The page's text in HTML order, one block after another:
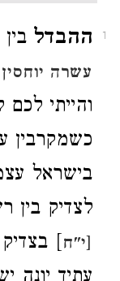
1 ההבדל
עשרה יוחסין
והייתי
כשמקרבין
בישראל
לצדיק בין
[י"ח]